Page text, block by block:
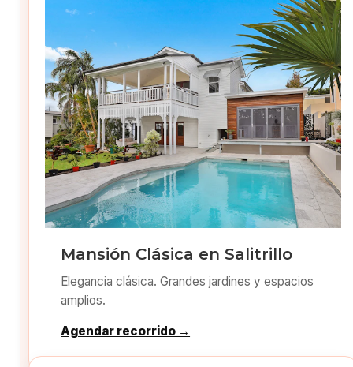
Mansión Clásica en Salitrillo
Elegancia clásica. Grandes jardines y espacios
amplios.
Agendar recorrido →